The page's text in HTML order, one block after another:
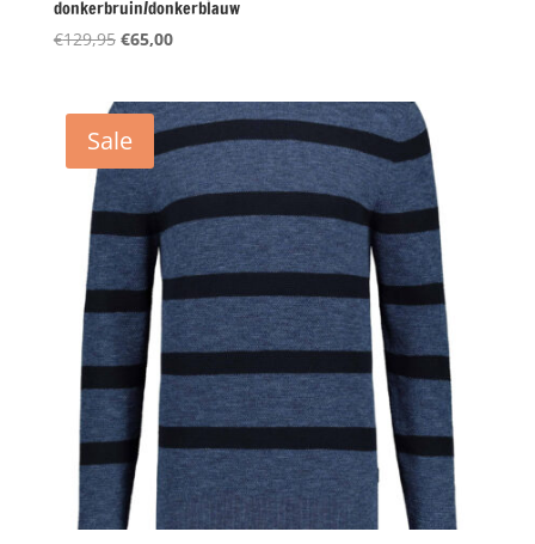
donkerbruin/donkerblauw
€129,95 Oorspronkelijke
€129,95.
€65,00Huidige
€65,00.
Sale